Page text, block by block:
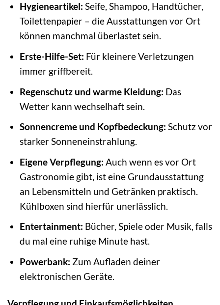
Hygieneartikel: Seife, Shampoo, Handtücher,
Toilettenpapier – die Ausstattungen vor Ort
können manchmal überlastet sein.
Erste-Hilfe-Set: Für kleinere Verletzungen
immer griffbereit.
Regenschutz und warme Kleidung: Das
Wetter kann wechselhaft sein.
Sonnencreme und Kopfbedeckung: Schutz vor
starker Sonneneinstrahlung.
Eigene Verpflegung: Auch wenn es vor Ort
Gastronomie gibt, ist eine Grundausstattung
an Lebensmitteln und Getränken praktisch.
Kühlboxen sind hierfür unerlässlich.
Entertainment: Bücher, Spiele oder Musik, falls
du mal eine ruhige Minute hast.
Powerbank: Zum Aufladen deiner
elektronischen Geräte.